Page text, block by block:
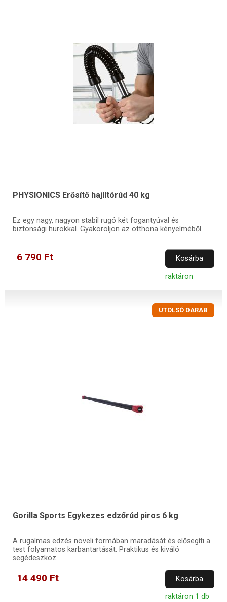
PHYSIONICS Erősítő hajlítórúd 40 kg
Ez egy nagy, nagyon stabil rugó két fogantyúval és
biztonsági hurokkal. Gyakoroljon az otthona kényelméből
6 790 Ft Kosárba
raktáron
UTOLSÓ DARAB
Gorilla Sports Egykezes edzőrúd piros 6 kg
A rugalmas edzés növeli formában maradását és elősegíti a
test folyamatos karbantartását. Praktikus és kiváló
segédeszköz.
14 490 Ft Kosárba
raktáron 1 db